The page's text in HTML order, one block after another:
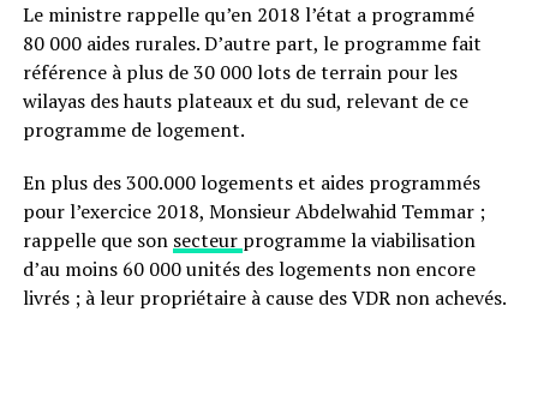
Le ministre rappelle qu’en 2018 l’état a programmé
80 000 aides rurales. D’autre part, le programme fait
référence à plus de 30 000 lots de terrain pour les
wilayas des hauts plateaux et du sud, relevant de ce
programme de logement.
En plus des 300.000 logements et aides programmés
pour l’exercice 2018, Monsieur Abdelwahid Temmar ;
rappelle que son secteur programme la viabilisation
d’au moins 60 000 unités des logements non encore
livrés ; à leur propriétaire à cause des VDR non achevés.